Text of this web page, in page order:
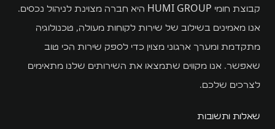
קבוצת חומי HUMI GROUP היא חברה מצוינת לניהול נכסים.
אנו מאמינים בשילוב של שירות לקוחות מעולה, טכנולוגיה
מתקדמת ומערך ארגוני מצוין כדי לספק שירות הכי טוב
שאפשר. אנו מקווים שתמצאו את השירותים שלנו מתאימים
לצרכים שלכם.
שאלות ותשובות